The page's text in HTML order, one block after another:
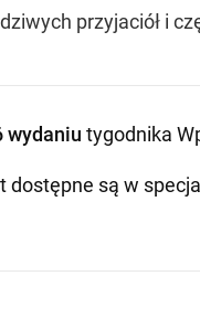
przyjaciół i
wydaniu tygodnika
są w